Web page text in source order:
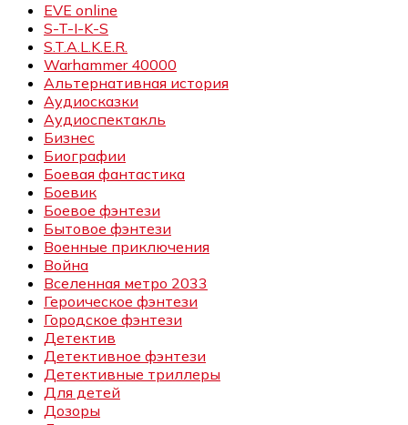
EVE online
S-T-I-K-S
S.T.A.L.K.E.R.
Warhammer 40000
Альтернативная история
Аудиосказки
Аудиоспектакль
Бизнес
Биографии
Боевая фантастика
Боевик
Боевое фэнтези
Бытовое фэнтези
Военные приключения
Война
Вселенная метро 2033
Героическое фэнтези
Городское фэнтези
Детектив
Детективное фэнтези
Детективные триллеры
Для детей
Дозоры